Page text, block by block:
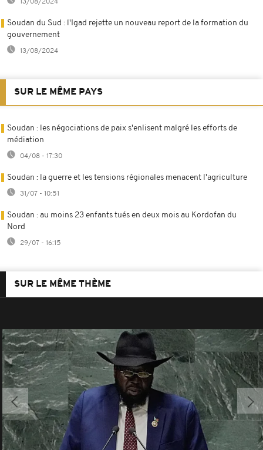
13/08/2024
Soudan du Sud : l'Igad rejette un nouveau report de la formation du
gouvernement
13/08/2024
SUR LE MÊME PAYS
Soudan : les négociations de paix s'enlisent malgré les efforts de
médiation
04/08 - 17:30
Soudan : la guerre et les tensions régionales menacent l'agriculture
31/07 - 10:51
Soudan : au moins 23 enfants tués en deux mois au Kordofan du
Nord
29/07 - 16:15
SUR LE MÊME THÈME